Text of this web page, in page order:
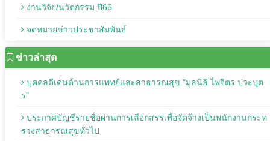
งานวิจัย/นวัตกรรม ปี66
จดหมายข่าวประชาสัมพันธ์
ข่าวล่าสุด
บุคคลดีเด่นด้านการแพทย์และสาธารณสุข "มูลนิธิ ไพจิตร ปวะบุต
ร"
ประกาศบัญชีรายชื่อผ่านการเลือกสรรเพื่อจัดจ้างเป็นพนักงานกระท
รวงสาธารณสุขทั่วไป